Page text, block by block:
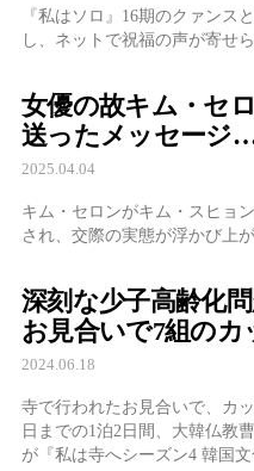
『私はソロ』16期のクァンス
し、ネットで祝福の声が寄せ
女優の故キム・セ
送ったメッセージ
2025.04.04
キム・セロンがキム・スヒョ
され、交際の実態が浮かび上が
深刻な少子高齢化
お見合いで7組のカ
2024.06.18
寺で行われたお見合いで、カ
日までの1泊2日間、大韓仏教
が『私は寺へシーズン4 韓国